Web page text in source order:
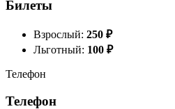
Билеты
Взрослый: 250 ₽
Льготный: 100 ₽
Телефон
Телефон